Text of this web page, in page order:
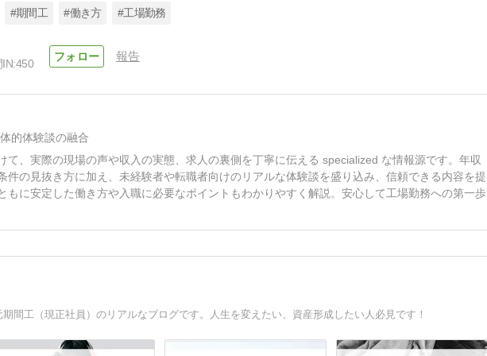
#期間工 #働き方 #工場勤務
IN:450
報告
的体験談の融合
て、実際の現場の声や収入の実態、求人の裏側を丁寧に伝える specialized な情報源です。年収
件の見抜き方に加え、未経験者や転職者向けのリアルな体験談を盛り込み、信頼できる内容を提
もに安定した働き方や入職に必要なポイントもわかりやすく解説。安心して工場勤務への第一歩
間工（現正社員）のリアルなブログです。人生を変えたい、資産形成したい人必見です！